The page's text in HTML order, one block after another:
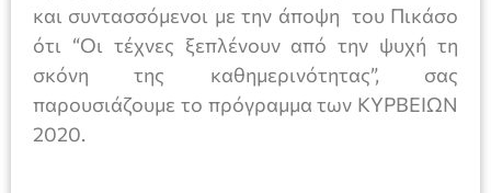
και συντασσόμενοι με την άποψη του Πικάσο
ότι “Οι τέχνες ξεπλένουν από την ψυχή τη
σκόνη της καθημερινότητας”, σας
παρουσιάζουμε το πρόγραμμα των ΚΥΡΒΕΙΩΝ
2020.